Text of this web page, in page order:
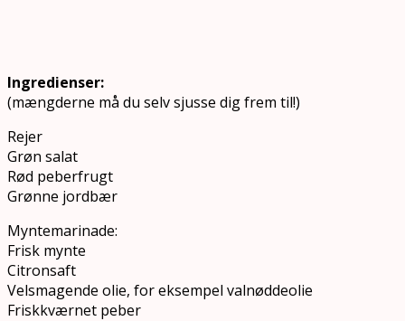
Ingredienser:
(mængderne må du selv sjusse dig frem til!)
Rejer
Grøn salat
Rød peberfrugt
Grønne jordbær
Myntemarinade:
Frisk mynte
Citronsaft
Velsmagende olie, for eksempel valnøddeolie
Friskkværnet peber